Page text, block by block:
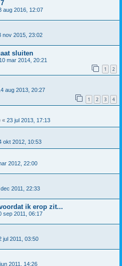
aug 2016, 12:07
nov 2015, 23:02
sluiten
10 mar 2014, 20:21
1 2
aug 2013, 20:27
1 2 3 4
« 23 jul 2013, 17:13
okt 2012, 10:53
2012, 22:00
2011, 22:33
ik erop zit...
sep 2011, 06:17
jul 2011, 03:50
2011, 14:26